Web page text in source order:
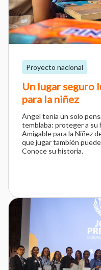
Proyecto nacional
Un lugar seguro
para la niñez
Ángel tenía un solo
temblaba: proteger a su
Amigable para la Niñez
que jugar también
Conoce su historia.